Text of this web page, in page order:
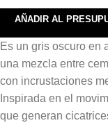
AÑADIR AL
Es un gris oscuro en
una mezcla entre
con incrustaciones
Inspirada en el
que generan